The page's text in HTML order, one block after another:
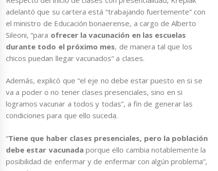
adelantó que su cartera está “trabajando fuertemente” con
el ministro de Educación bonaerense, a cargo de Alberto
Sileoni, “para ofrecer la vacunación en las escuelas
durante todo el próximo mes, de manera tal que los
chicos puedan llegar vacunados” a clases.
Además, explicó que “el eje no debe estar puesto en si se
va a poder o no tener clases presenciales, sino en si
logramos vacunar a todos y todas”, a fin de generar las
condiciones para que ello suceda.
“Tiene que haber clases presenciales, pero la población
debe estar vacunadaporque ello cambia notablemente la
posibilidad de enfermar y de enfermar con algún problema”,